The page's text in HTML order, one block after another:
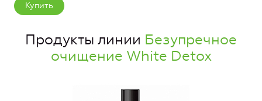
Купить
Продукты линии Безупречное
очищение White Detox